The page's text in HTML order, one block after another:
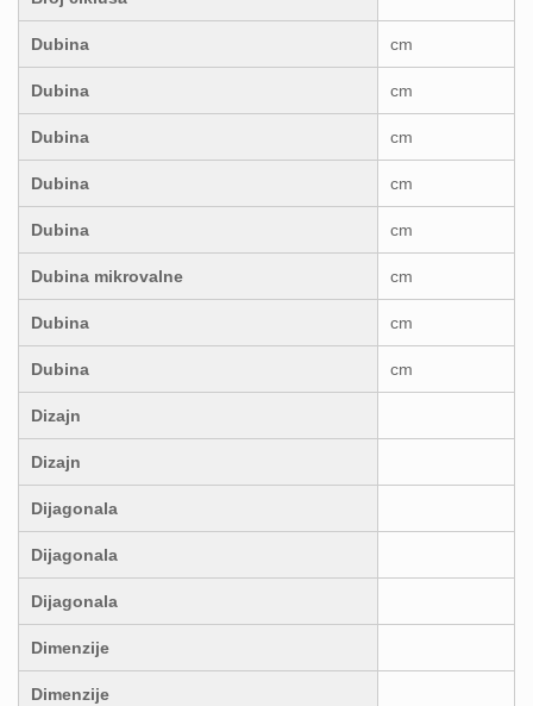
Dubina cm
Dubina cm
Dubina cm
Dubina cm
Dubina cm
Dubina mikrovalne cm
Dubina cm
Dubina cm
Dizajn
Dizajn
Dijagonala
Dijagonala
Dijagonala
Dimenzije
Dimenzije